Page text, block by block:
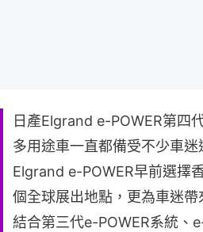
日產Elgrand e-POWER第四
多用途車一直都備受不少車
Elgrand e-POWER早前選擇
個全球展出地點，更為車迷
結合第三代e-POWER系統、